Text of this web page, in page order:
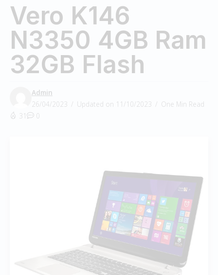
Vero K146
N3350 4GB Ram
32GB Flash
Admin
26/04/2023
Updated on 11/10/2023
One Min Read
31
0